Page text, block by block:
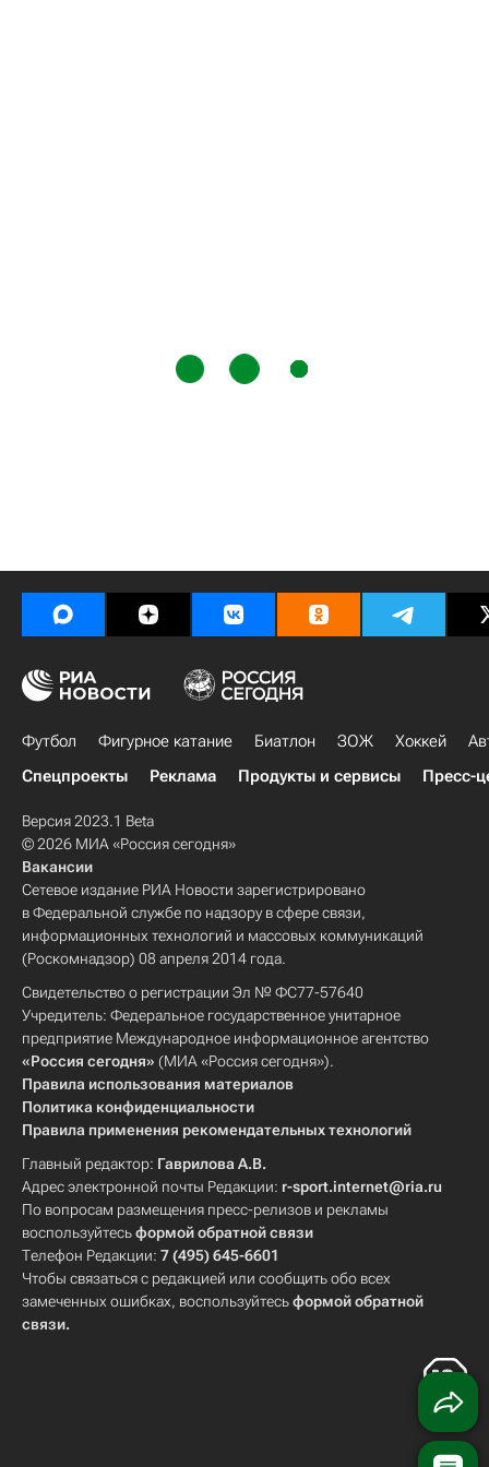
Футбол Фигурное катание Биатлон ЗОЖ Хоккей
Спецпроекты
Реклама Продукты и сервисы Пресс-
Версия 2023.1 Beta
© 2026 МИА «Россия сегодня»
Вакансии
Сетевое издание РИА Новости зарегистрировано
в Федеральной службе по надзору в сфере связи,
информационных технологий и массовых коммуникаций
(Роскомнадзор) 08 апреля 2014 года.
Свидетельство о регистрации Эл № ФС77-57640
Учредитель: Федеральное государственное унитарное
предприятие Международное информационное агентство
«Россия сегодня» (МИА «Россия сегодня»).
Правила использования материалов
Политика конфиденциальности
Правила применения рекомендательных технологий
Главный редактор: Гаврилова А.В.
Адрес электронной почты Редакции: r-sport.internet@ria.ru
По вопросам размещения пресс-релизов и рекламы
воспользуйтесьформой обратной связи
Телефон Редакции: 7 (495) 645-6601
Чтобы связаться с редакцией или сообщить обо всех
замеченных ошибках, воспользуйтесьформой обратной
связи.